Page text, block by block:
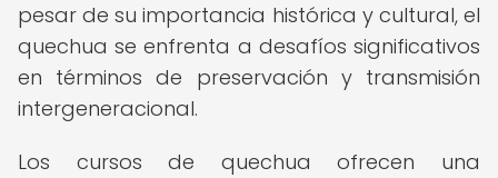
pesar de su importancia histórica y cultural, el
quechua se enfrenta a desafíos significativos
en términos de preservación y transmisión
intergeneracional.
Los cursos de quechua ofrecen una